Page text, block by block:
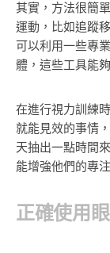
其實，方法很簡
運動，比如追蹤
可以利用一些專
體，這些工具能
在進行視力訓練
就能見效的事情
天抽出一點時間
能增強他們的專
正確使用